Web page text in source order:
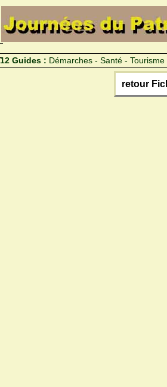
12 Guides : Démarches - Santé -
retour